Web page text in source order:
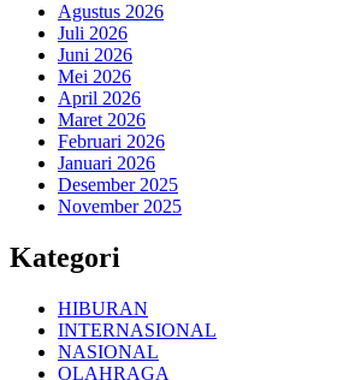
Agustus 2026
Juli 2026
Juni 2026
Mei 2026
April 2026
Maret 2026
Februari 2026
Januari 2026
Desember 2025
November 2025
Kategori
HIBURAN
INTERNASIONAL
NASIONAL
OLAHRAGA